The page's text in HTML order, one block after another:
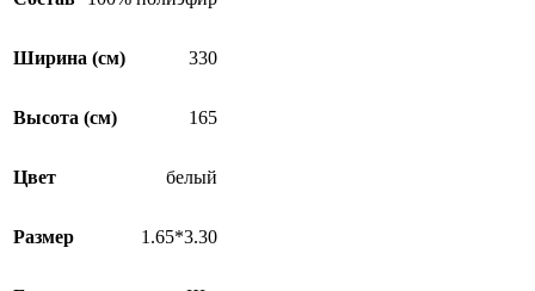
Ширина (см) 330
Высота (см) 165
Цвет белый
Размер 1.65*3.30